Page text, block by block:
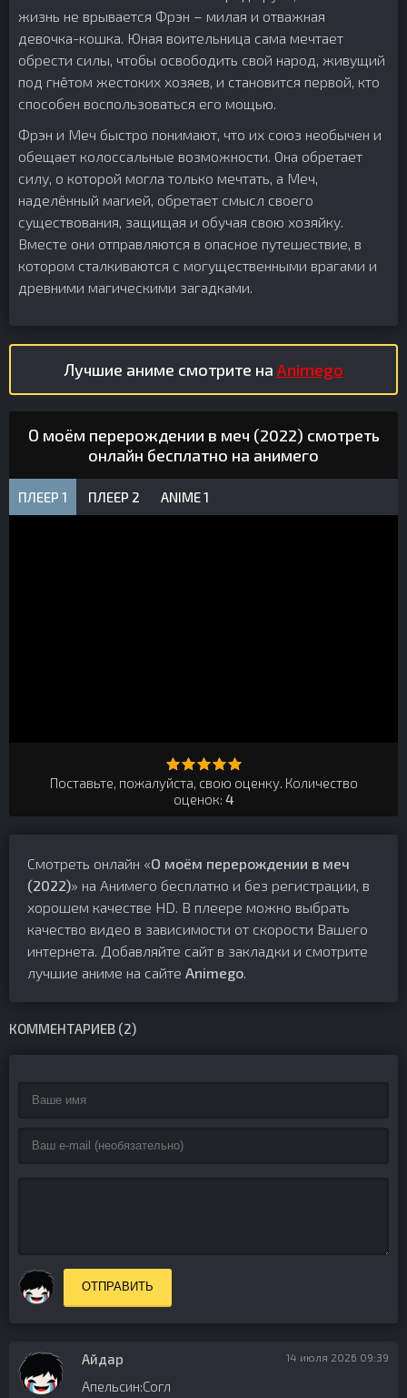
жизнь не врывается Фрэн – милая и отважная
девочка-кошка. Юная воительница сама мечтает
обрести силы, чтобы освободить свой народ, живущий
под гнётом жестоких хозяев, и становится первой, кто
способен воспользоваться его мощью.
Фрэн и Меч быстро понимают, что их союз необычен и
обещает колоссальные возможности. Она обретает
силу, о которой могла только мечтать, а Меч,
наделённый магией, обретает смысл своего
существования, защищая и обучая свою хозяйку.
Вместе они отправляются в опасное путешествие, в
котором сталкиваются с могущественными врагами и
древними магическими загадками.
Лучшие аниме смотрите на Animego
О моём перерождении в меч (2022) смотреть
онлайн бесплатно на анимего
ПЛЕЕР 1 ПЛЕЕР 2 ANIME 1
Поставьте, пожалуйста, свою оценку. Количество
оценок: 4
Смотреть онлайн «О моём перерождении в меч
(2022)» на Анимего бесплатно и без регистрации, в
хорошем качестве HD. В плеере можно выбрать
качество видео в зависимости от скорости Вашего
интернета. Добавляйте сайт в закладки и смотрите
лучшие аниме на сайте Animego.
КОММЕНТАРИЕВ (2)
ОТПРАВИТЬ
Айдар 14 июля 2026 09:39
Апельсин:Согл